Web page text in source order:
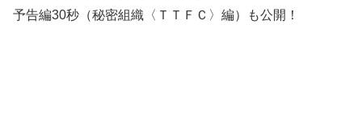
予告編30秒（秘密組織〈ＴＴＦＣ〉編）も公開！